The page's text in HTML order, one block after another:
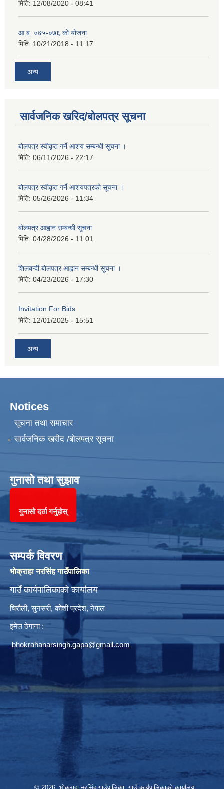
मिति: 12/08/2020 - 08:41
आ.ब. ०७५-०७६ को योजना
मिति: 10/21/2018 - 11:17
अन्य
सार्वजनिक खरिद/बोलपत्र सूचना
बोलपत्र स्वीकृत गर्ने आशय सम्बन्धी सूचना ।
मिति: 06/11/2026 - 22:17
बोलपत्र स्वीकृत गर्ने आशयपत्रको सूचना ।
मिति: 05/26/2026 - 11:34
बोलपत्र आह्वान सम्बन्धी सूचना
मिति: 04/28/2026 - 11:01
शिलबन्दी बोलपत्र आह्वान सम्बन्धी सूचना ।
मिति: 04/23/2026 - 17:30
Invitation For Bids
मिति: 12/01/2025 - 15:51
अन्य
Notices
सूचना तथा समाचार
सार्वजनिक खरीद /बोलपत्र सूचना
गुनासो तथा सुझाव
गुनासो दर्ता गर्नुहोस्
सम्पर्क विवरण
भोक्राहा नरसिंह गाउँपालिका
गाउँ कार्यपालिकाको कार्यालय
चिरौली, सुनसरी, कोशी प्रदेश, नेपाल
इमेल ठेगाना :
bhokrahanarsingh.gapa@gmail.com